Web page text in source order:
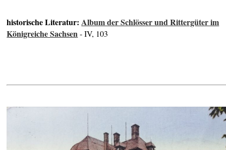
historische Literatur:Album der Schlösser und Rittergüter im
Königreiche Sachsen- IV, 103